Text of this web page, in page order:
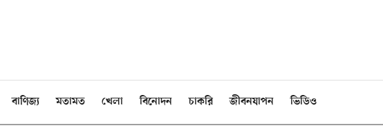
বাণিজ্য মতামত খেলা বিনোদন চাকরি জীবনযাপন ভিডিও